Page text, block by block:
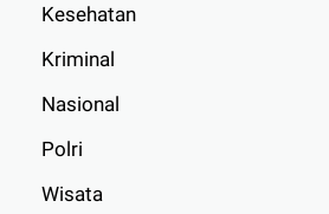
Kesehatan
Kriminal
Nasional
Polri
Wisata